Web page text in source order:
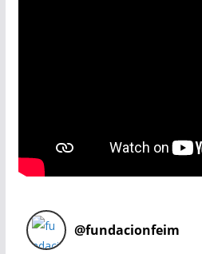
@fundacionfeim